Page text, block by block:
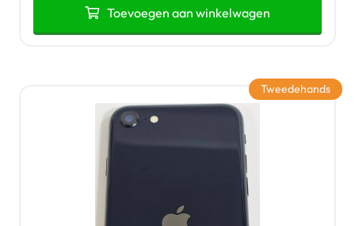
Toevoegen aan winkelwagen
Tweedehands